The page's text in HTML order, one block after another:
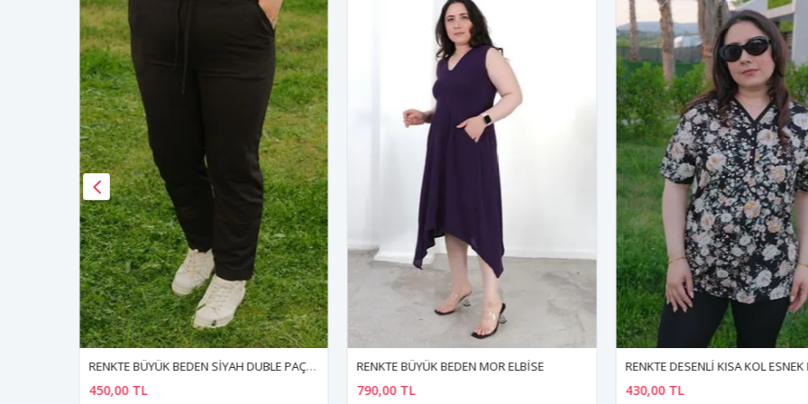
RENKTE BÜYÜK BEDEN SİYAH DUBLE PAÇA ALT
450,00 TL
RENKTE BÜYÜK BEDEN MOR ELBİSE
790,00 TL 430,00 TL